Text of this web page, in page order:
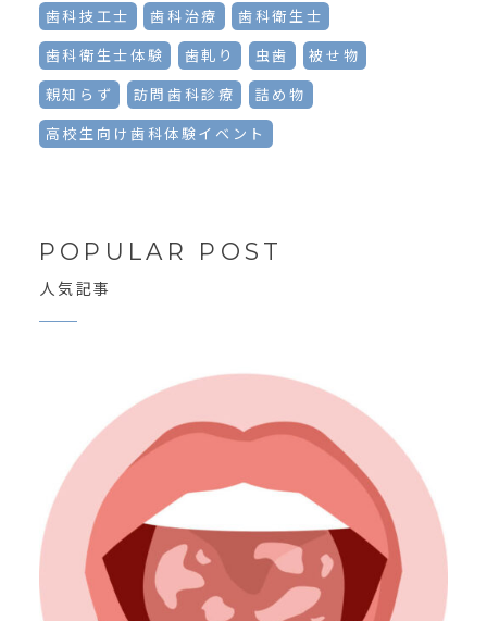
歯科技工士
歯科治療
歯科衛生士
歯科衛生士体験
歯軋り 虫歯
被せ物
親知らず
訪問歯科診療
詰め物
高校生向け歯科体験イベント
POPULAR POST
人気記事